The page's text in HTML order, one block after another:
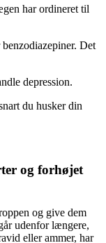
har ordineret til
Det
depression.
du husker din
og forhøjet
og give dem
udenfor længere,
eller ammer, har